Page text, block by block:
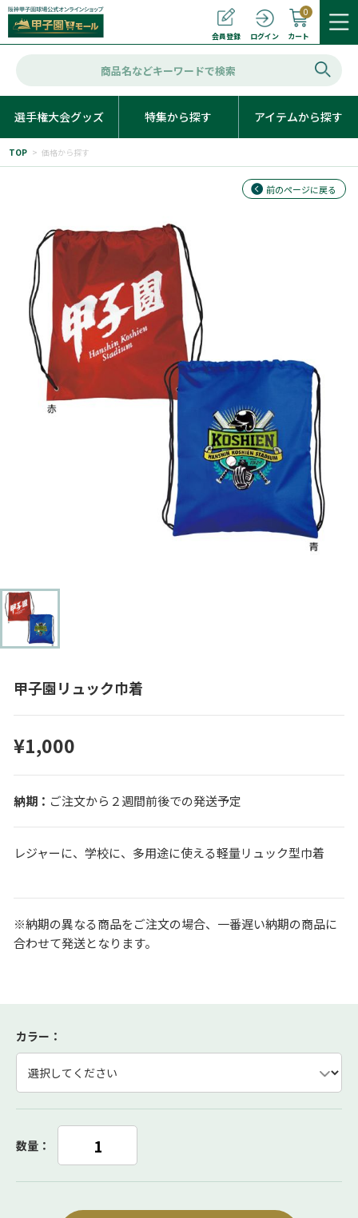
会員登録 ログイン カート
0
選手権大会グッズ 特集から探す アイテムから探す
TOP > 価格から探す
前のページに戻る
甲子園リュック巾着
¥1,000
ご注文から２週間前後での発送予定
レジャーに、学校に、多用途に使える軽量リュック型巾着
※納期の異なる商品をご注文の場合、一番遅い納期の商品に
合わせて発送となります。
カラー ：
数量：